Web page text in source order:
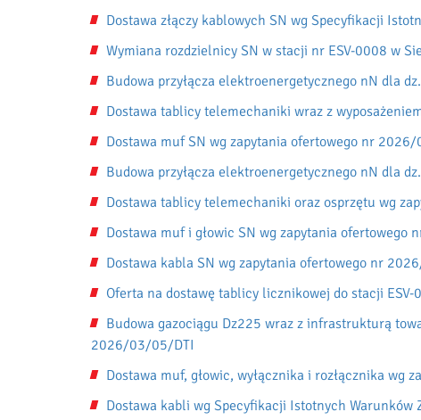
Dostawa złączy kablowych SN wg Specyfikacji
Wymiana rozdzielnicy SN w stacji nr ESV-0008 w
Budowa przyłącza elektroenergetycznego nN dla
Dostawa tablicy telemechaniki wraz z
Dostawa muf SN wg zapytania ofertowego nr
Budowa przyłącza elektroenergetycznego nN dla
Dostawa tablicy telemechaniki oraz osprzętu wg
Dostawa muf i głowic SN wg zapytania
Dostawa kabla SN wg zapytania ofertowego nr
Oferta na dostawę tablicy licznikowej do stacji
Budowa gazociągu Dz225 wraz z infrastrukturą
2026/03/05/DTI
Dostawa muf, głowic, wyłącznika i rozłącznika
Dostawa kabli wg Specyfikacji Istotnych